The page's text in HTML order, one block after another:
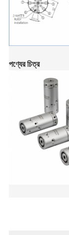
পণ্যের চিত্র